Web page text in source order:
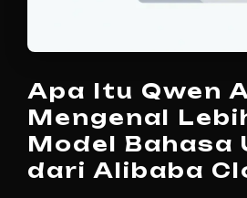
Apa Itu Qwen
Mengenal
Model Bahasa
dari Alibaba